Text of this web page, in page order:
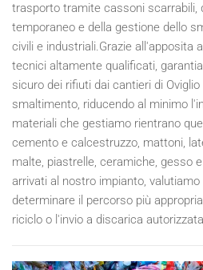
trasporto tramite cassoni scarrabili,
temporaneo e della gestione dello
civili e industriali.Grazie all'apposita
tecnici altamente qualificati,
sicuro dei rifiuti dai cantieri di
smaltimento, riducendo al minimo
materiali che gestiamo rientrano
cemento e calcestruzzo, mattoni,
malte, piastrelle, ceramiche, gesso
arrivati al nostro impianto,
determinare il percorso più
riciclo o l'invio a discarica